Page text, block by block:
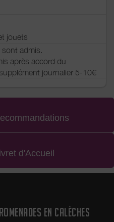
jouets
sont admis.
après accord du
journalier 5-10€
d'Accueil
EN CALÈCHES